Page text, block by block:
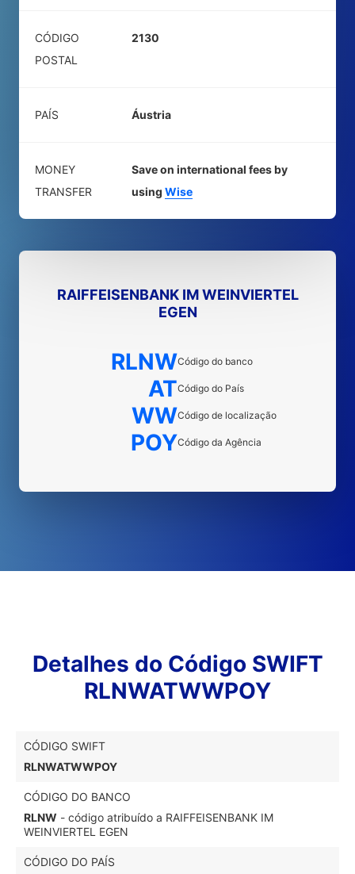
CÓDIGO
POSTAL
2130
PAÍS Áustria
MONEY
TRANSFER
Save on international fees by
using Wise
RAIFFEISENBANK IM WEINVIERTEL
EGEN
RLNWCódigo do banco
ATCódigo do País
WWCódigo de localização
POYCódigo da Agência
Detalhes do Código SWIFT
RLNWATWWPOY
CÓDIGO SWIFT
RLNWATWWPOY
CÓDIGO DO BANCO
RLNW - código atribuído a RAIFFEISENBANK IM
WEINVIERTEL EGEN
CÓDIGO DO PAÍS